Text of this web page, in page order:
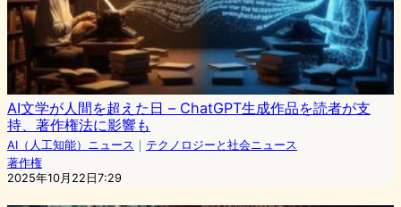
AI文学が人間を超えた日 – ChatGPT生成作品を読者が支
持、著作権法に影響も
AI（人工知能）ニュース ｜ テクノロジーと社会ニュース
著作権
2025年10月22日7:29